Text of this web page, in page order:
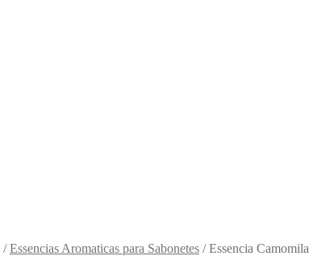
/Essencias Aromaticas para Sabonetes /Essencia Camomila